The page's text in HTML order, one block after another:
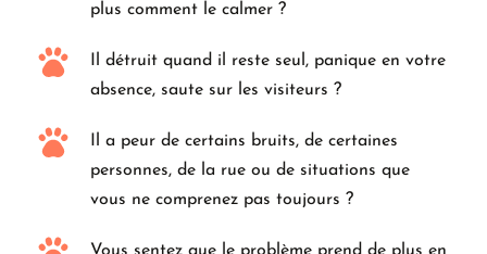
plus comment le calmer ?
Il détruit quand il reste seul, panique en votre
absence, saute sur les visiteurs ?
Il a peur de certains bruits, de certaines
personnes, de la rue ou de situations que
vous ne comprenez pas toujours ?